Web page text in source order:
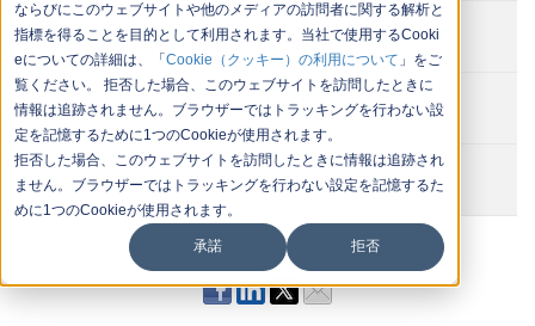
ならびにこのウェブサイトや他のメディアの訪問者に関する解析と
指標を得ることを目的として利用されます。当社で使用するCooki
eについての詳細は、「 Cookie（クッキー）の利用について 」をご
覧ください。 拒否した場合、このウェブサイトを訪問したときに
情報は追跡されません。ブラウザーではトラッキングを行わない設
定を記憶するために1つのCookieが使用されます。
拒否した場合、このウェブサイトを訪問したときに情報は追跡され
ません。ブラウザーではトラッキングを行わない設定を記憶するた
めに1つのCookieが使用されます。
承諾 拒否
お問い合わせ
セミナー一覧
イベント一覧